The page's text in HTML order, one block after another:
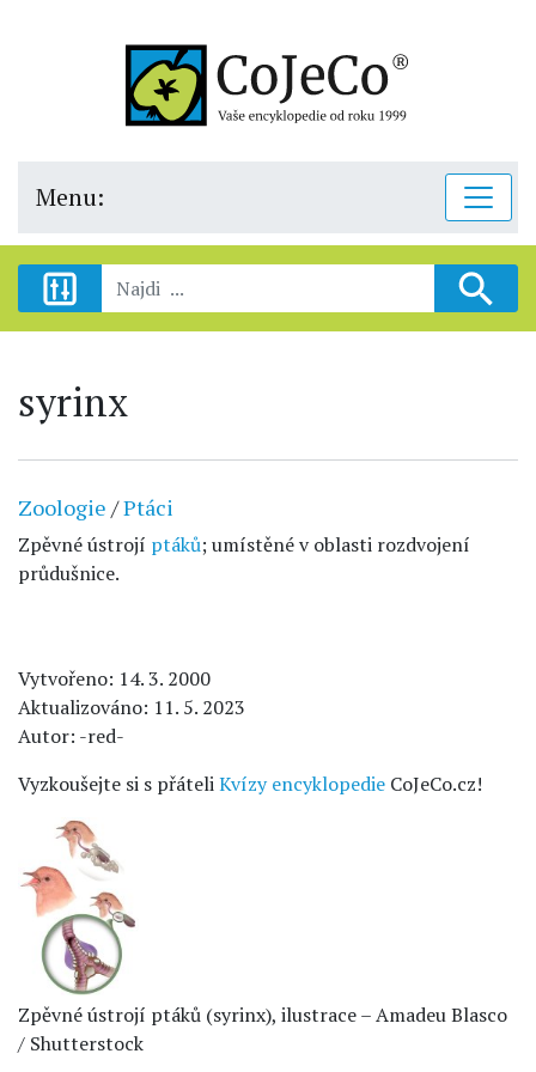
Menu:
syrinx
Zoologie /Ptáci
Zpěvné ústrojí ptáků; umístěné v oblasti rozdvojení
průdušnice.
Vytvořeno: 14. 3. 2000
Aktualizováno: 11. 5. 2023
Autor: -red-
Vyzkoušejte si s přáteliKvízy encyklopedie CoJeCo.cz!
Zpěvné ústrojí ptáků (syrinx), ilustrace – Amadeu Blasco
/ Shutterstock